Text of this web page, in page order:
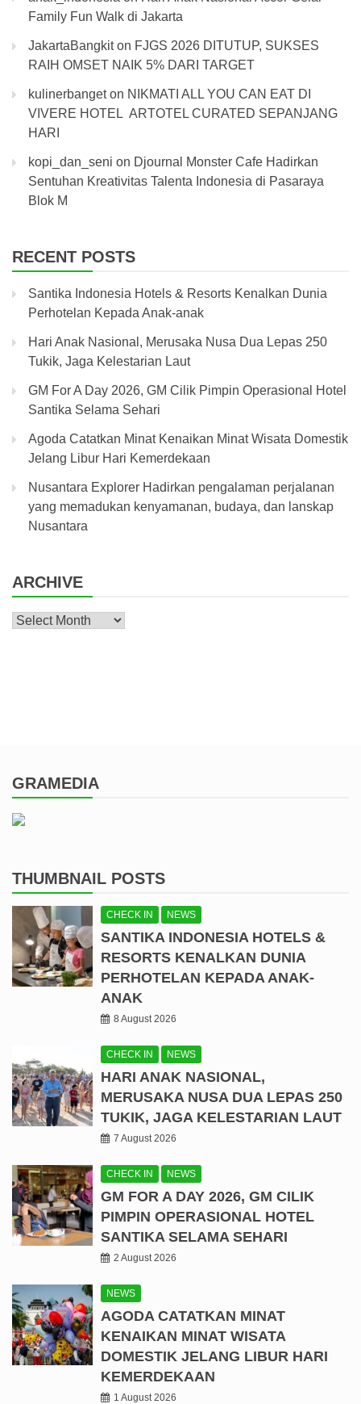
Family Fun Walk di Jakarta
JakartaBangkiton FJGS 2026 DITUTUP, SUKSES
RAIH OMSET NAIK 5% DARI TARGET
kulinerbangeton NIKMATI ALL YOU CAN EAT DI
VIVERE HOTEL ARTOTEL CURATED SEPANJANG
HARI
kopi_dan_seni on Djournal Monster Cafe Hadirkan
Sentuhan Kreativitas Talenta Indonesia di Pasaraya
Blok M
RECENT POSTS
Santika Indonesia Hotels & Resorts Kenalkan Dunia
Perhotelan Kepada Anak-anak
Hari Anak Nasional, Merusaka Nusa Dua Lepas 250
Tukik, Jaga Kelestarian Laut
GM For A Day 2026, GM Cilik Pimpin Operasional Hotel
Santika Selama Sehari
Agoda Catatkan Minat Kenaikan Minat Wisata Domestik
Jelang Libur Hari Kemerdekaan
Nusantara Explorer Hadirkan pengalaman perjalanan
yang memadukan kenyamanan, budaya, dan lanskap
Nusantara
ARCHIVE
Archive
GRAMEDIA
THUMBNAIL POSTS
CHECK IN NEWS
SANTIKA INDONESIA HOTELS &
RESORTS KENALKAN DUNIA
PERHOTELAN KEPADA ANAK-
ANAK
8 August 2026
CHECK IN NEWS
HARI ANAK NASIONAL,
MERUSAKA NUSA DUA LEPAS 250
TUKIK, JAGA KELESTARIAN LAUT
7 August 2026
CHECK IN NEWS
GM FOR A DAY 2026, GM CILIK
PIMPIN OPERASIONAL HOTEL
SANTIKA SELAMA SEHARI
2 August 2026
NEWS
AGODA CATATKAN MINAT
KENAIKAN MINAT WISATA
DOMESTIK JELANG LIBUR HARI
KEMERDEKAAN
1 August 2026